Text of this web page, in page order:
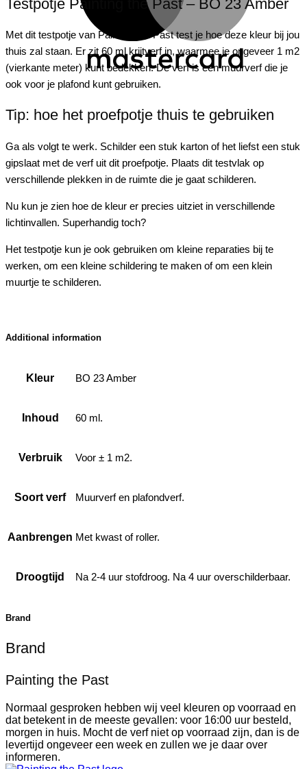
Testpotje Painting the Past – BO 23 Amber
Met dit testpotje van Painting
Past test je hoe deze kleur bij jou
thuis zal staan. Er zit 60 ml krijtverf in, waarmee je ongeveer 1 m2
(vierkante meter) kunt bedekken. De verf is een muurverf die je
ook voor je plafond kunt gebruiken.
Tip: hoe het proefpotje thuis te gebruiken
Ga als volgt te werk. Schilder een stuk karton of het liefst een stuk
gipslaat met de verf uit dit proefpotje. Plaats dit testvlak op
verschillende plekken in de ruimte die je gaat schilderen.
Nu kun je zien hoe de kleur er precies uitziet in verschillende
lichtinvallen. Superhandig toch?
Het testpotje kun je ook gebruiken om kleine reparaties bij te
werken, om een kleine schildering te maken of om een klein
muurtje te schilderen.
Additional information
Kleur BO 23 Amber
Inhoud 60 ml.
Verbruik Voor ± 1 m2.
Soort verf Muurverf en plafondverf.
Aanbrengen Met kwast of roller.
Droogtijd Na 2-4 uur stofdroog. Na 4 uur overschilderbaar.
Brand
Brand
Painting the Past
Normaal gesproken hebben wij veel kleuren op voorraad en
dat betekent in de meeste gevallen: voor 16:00 uur besteld,
morgen in huis. Mocht de verf niet op voorraad zijn, dan is de
levertijd ongeveer een week en zullen we je daar over
informeren.